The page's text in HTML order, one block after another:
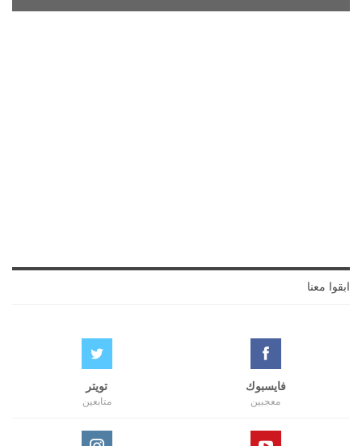
ابقوا معنا
فايسبوك
معجبين
تويتر
متابعين